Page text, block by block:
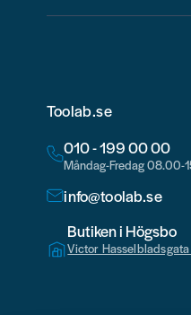
Toolab.se
010 - 199 00 00
Måndag-Fredag 08.00-
info@toolab.se
Butiken i Högsbo
Victor